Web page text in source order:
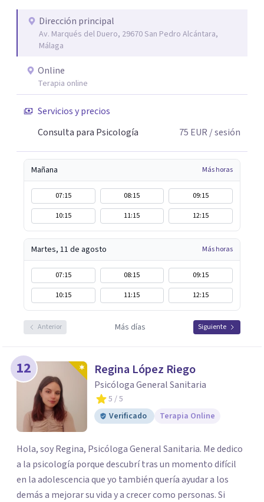
Dirección principal
Av. Marqués del Duero, 29670 San Pedro Alcántara,
Málaga
Online
Terapia online
Servicios y precios
Consulta para Psicología
75 EUR / sesión
Mañana Más horas
07:15 08:15
09:15
10:15
11:15 12:15
Martes, 11 de agosto Más horas
07:15 08:15
09:15
10:15
11:15 12:15
Anterior Más días Siguiente
12 Regina López Riego
Psicóloga General Sanitaria
5 / 5
Verificado
Terapia Online
Hola, soy Regina, Psicóloga General Sanitaria. Me dedico
a la psicología porque descubrí tras un momento difícil
en la adolescencia que yo también quería ayudar a los
demás a mejorar su vida y a crecer como personas. Si